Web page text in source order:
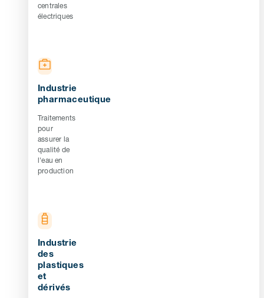
centrales
électriques
Industrie
pharmaceutique
Traitements
pour
assurer la
qualité de
l'eau en
production
Industrie
des
plastiques
et
dérivés